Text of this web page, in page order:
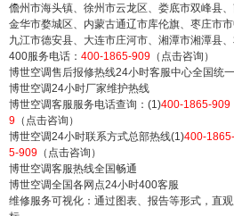
儋州市海头镇、徐州市云龙区、娄底市双峰县
金华市婺城区、内蒙古通辽市库伦旗、枣庄市
九江市德安县、大连市庄河市、湘潭市湘潭县
400服务电话： 400-1865-909 （点击咨询）
博世空调售后报修热线24小时客服中心全国统一
博世空调24小时厂家维护热线
博世空调客服服务电话查询：(1)400-1865-909
9 （点击咨询）
博世空调24小时联系方式总部热线(1)400-
5-909 （点击咨询）
博世空调客服热线全国畅通
博世空调全国各网点24小时400客服
维修服务可视化：通过图表、报告等形式，直